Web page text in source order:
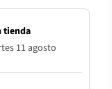
tienda
11 agosto